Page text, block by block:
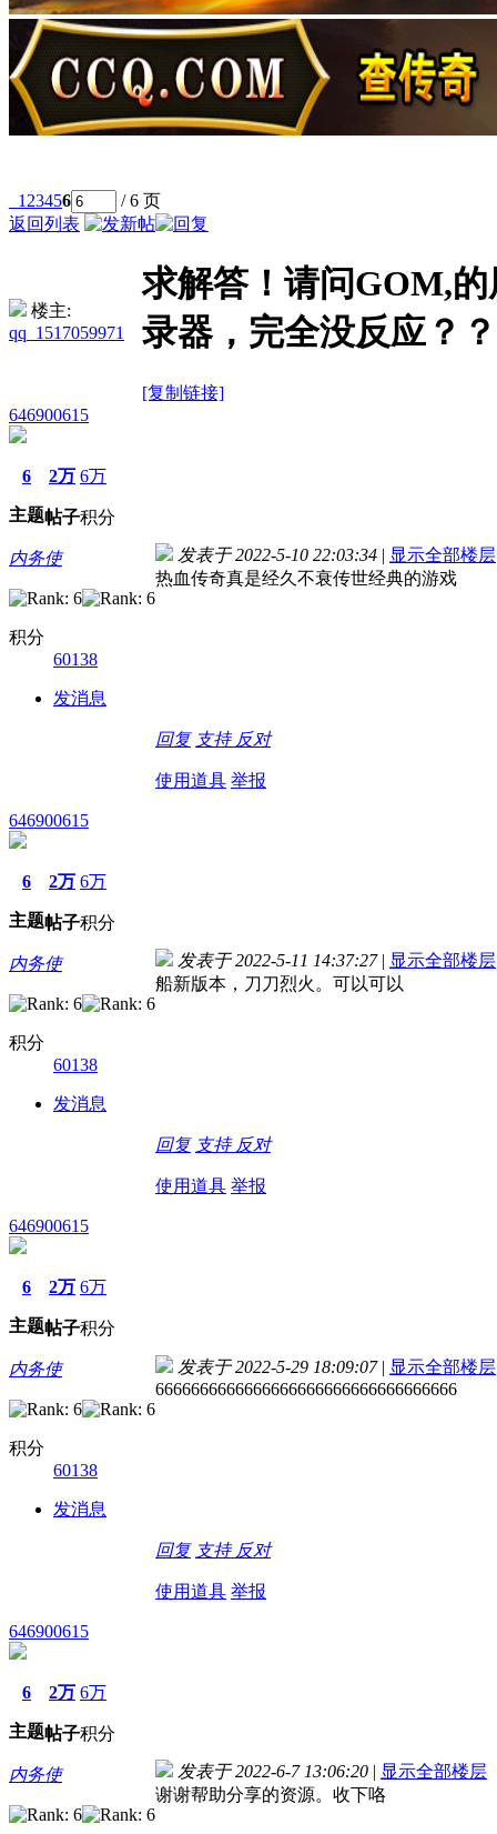
1 23456
/ 6 页
返回列表
楼主:
qq_1517059971
求解答！请问GOM,
录器，完全没反应？？
[复制链接]
646900615
6
主题
2万
帖子
6万
积分
内务使
积分
60138
发消息
发表于 2022-5-10 22:03:34 | 显示全部楼层
热血传奇真是经久不衰传世经典的游戏
回复 支持 反对
使用道具 举报
646900615
6
主题
2万
帖子
6万
积分
内务使
积分
60138
发消息
发表于 2022-5-11 14:37:27 | 显示全部楼层
船新版本，刀刀烈火。可以可以
回复 支持 反对
使用道具 举报
646900615
6
主题
2万
帖子
6万
积分
内务使
积分
60138
发消息
发表于 2022-5-29 18:09:07 | 显示全部楼层
6666666666666666666666666666666666
回复 支持 反对
使用道具 举报
646900615
6
主题
2万
帖子
6万
积分
内务使 发表于 2022-6-7 13:06:20 | 显示全部楼层
谢谢帮助分享的资源。收下咯